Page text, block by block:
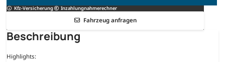
Kfz-Versicherung Inzahlungnahmerechner
Fahrzeug anfragen
Beschreibung
Highlights: